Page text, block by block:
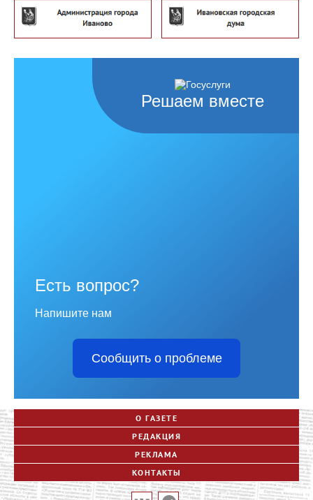
Решаем вместе
Есть вопрос?
Напишите нам
Сообщить о проблеме
О ГАЗЕТЕ
РЕДАКЦИЯ
РЕКЛАМА
КОНТАКТЫ